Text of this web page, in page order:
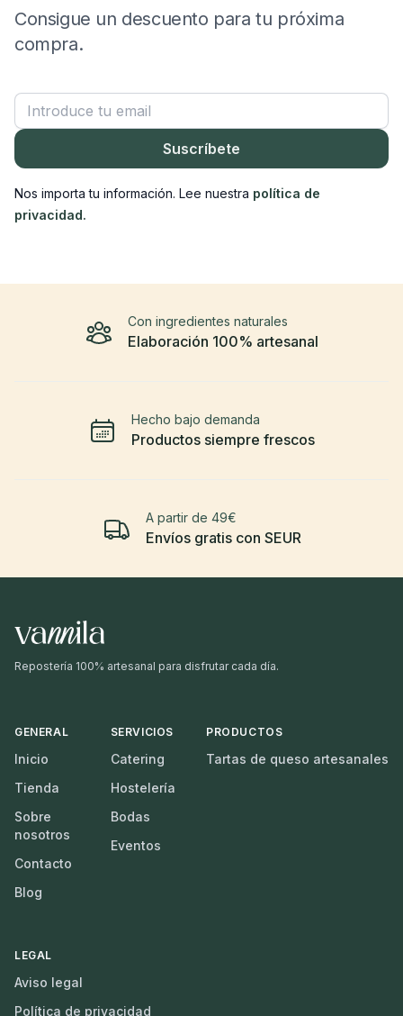
Consigue un descuento para tu próxima
compra.
Correo electrónico
Suscríbete
Nos importa tu información. Lee nuestra política de
privacidad.
Elaboración 100% artesanal
Con ingredientes naturales
Productos siempre frescos
Hecho bajo demanda
Envíos gratis con SEUR
A partir de 49€
Repostería 100% artesanal para disfrutar cada día.
GENERAL
Inicio
Tienda
Sobre
nosotros
Contacto
Blog
SERVICIOS
Catering
Hostelería
Bodas
Eventos
PRODUCTOS
Tartas de queso artesanales
LEGAL
Aviso legal
Política de privacidad